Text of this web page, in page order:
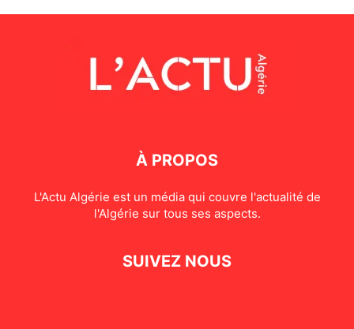
À PROPOS
L'Actu Algérie est un média qui couvre l'actualité de
l'Algérie sur tous ses aspects.
SUIVEZ NOUS